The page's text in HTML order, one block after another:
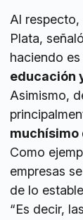
Al respecto,
Plata,
haciendo
educación
Asimismo,
muchísimo
Como
empresas
de lo
“Es decir,